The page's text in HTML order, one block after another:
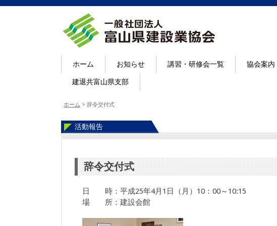
ホーム お知らせ 講習・研修会一覧 協会案内
建退共富山県支部
ホーム > 辞令交付式
活動報告
辞令交付式
日 時：平成25年4月1日（月）10：00～10:15
場 所：建設会館